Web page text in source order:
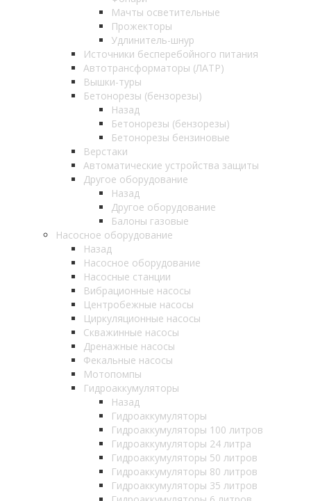
Мачты осветительные
Прожекторы
Удлинитель-шнур
Источники бесперебойного питания
Автотрансформаторы (ЛАТР)
Вышки-туры
Бетонорезы (бензорезы)
Назад
Бетонорезы (бензорезы)
Бетонорезы бензиновые
Верстаки
Автоматические устройства защиты
Другое оборудование
Назад
Другое оборудование
Балоны газовые
Насосное оборудование
Назад
Насосное оборудование
Насосные станции
Вибрационные насосы
Центробежные насосы
Циркуляционные насосы
Скважинные насосы
Дренажные насосы
Фекальные насосы
Мотопомпы
Гидроаккумуляторы
Назад
Гидроаккумуляторы
Гидроаккумуляторы 100 литров
Гидроаккумуляторы 24 литра
Гидроаккумуляторы 50 литров
Гидроаккумуляторы 80 литров
Гидроаккумуляторы 35 литров